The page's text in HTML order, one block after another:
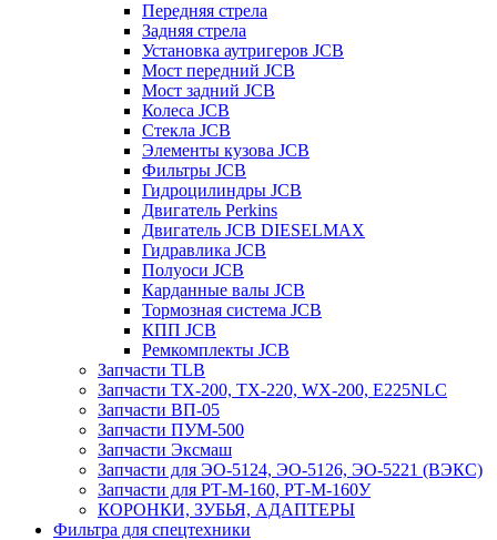
Передняя стрела
Задняя стрела
Установка аутригеров JCB
Мост передний JCB
Мост задний JCB
Колеса JCB
Стекла JCB
Элементы кузова JCB
Фильтры JCB
Гидроцилиндры JCB
Двигатель Perkins
Двигатель JCB DIESELMAX
Гидравлика JCB
Полуоси JCB
Карданные валы JCB
Тормозная система JCB
КПП JCB
Ремкомплекты JCB
Запчасти TLB
Запчасти TX-200, TX-220, WX-200, E225NLC
Запчасти ВП-05
Запчасти ПУМ-500
Запчасти Эксмаш
Запчасти для ЭО-5124, ЭО-5126, ЭО-5221 (ВЭКС)
Запчасти для РТ-М-160, РТ-М-160У
КОРОНКИ, ЗУБЬЯ, АДАПТЕРЫ
Фильтра для спецтехники